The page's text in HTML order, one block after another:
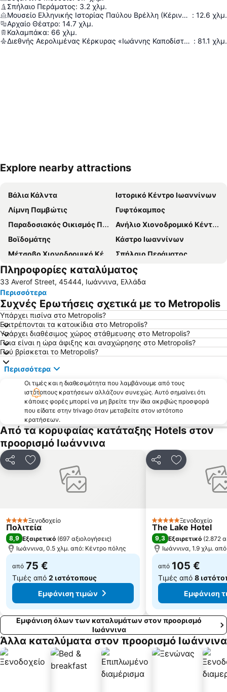
Σπήλαιο Περάματος: 3.2 χλμ.
Μουσείο Ελληνικής Ιστορίας Παύλου Βρέλλη (Κέρινων Ομοιωμάτων) : 12.6 χλμ.
Αρχαίο Θέατρο: 14.7 χλμ.
Καλαμπάκα: 66 χλμ.
Διεθνής Αερολιμένας Κέρκυρας «Ιωάννης Καποδίστριας» : 81.1 χλμ.
Ανάπτυξη χάρτη
Explore nearby attractions
Βάλια Κάλντα
Ιστορικό Κέντρο Ιωαννίνων
Λίμνη Παμβώτις
Γυφτόκαμπος
Παραδοσιακός Οικισμός Πάπιγκο
Ανήλιο Χιονοδρομικό Κέντρο
Βοϊδομάτης
Κάστρο Ιωαννίνων
Μέτσοβο Χιονοδρομικό Κέντρο
Σπήλαιο Περάματος
Τα Μονοπάτια των Τζουμέρκων
Παραδοσιακός Οικισμός Γηρομερίου
Διεθνές Αεροδρόμιο Ιωαννίνων
Εθνικό Στάδιο Ζωσιμάδες
Νησί - Ιστορικός και Παραδοσιακός Τόπος
Κατώγι Αβέρωφ
Ηπειρώτικα
Παραδοσιακός Οικισμός Καλαρρυτών
Το Φαράγγι του Βίκου
Γέφυρα Βοϊδομάτη
Σπήλαιο Ανεμότρυπα
Παραδοσιακός Οικισμός Αρίστης
Εθνικός Δρυμός Πίνδου
Προκυμαία Λίμνης
Τεχνητή Λίμνη Πηγών Αώου
Παραδοσιακός Οικισμός Μονοδενδρίου
Παραδοσιακός Οικισμός Σουλίου
Παραδοσιακός Οικισμός Τσεπελόβου
Φετιχιέ Τζαμί
Παραδοσιακός Οικισμός Συρράκο
Ποταμός Λούρος
Παραδοσιακός Οικισμός Βίτσας
Μονή Αγίου Ιωάννου Προδρόμου Κάτω Μερόπης Πωγωνίου
Mουσείο Προεπαναστατικής Περιόδου
CIOFF International Folk Festival Tradition Dance Friendship
Παραδοσιακός Οικισμός Δικόρφου
Παραδοσιακός Οικισμός Διλόφου
Παραδοσιακός Οικισμός Παραμυθιάς
Καταρράκτες Σούδα
Πληροφορίες καταλύματος
33 Averof Street, 45444, Ιωάννινα, Ελλάδα
Περισσότερα
Συχνές Ερωτήσεις σχετικά με το Metropolis
Υπάρχει πισίνα στο Metropolis?
Επιτρέπονται τα κατοικίδια στο Metropolis?
Υπάρχει διαθέσιμος χώρος στάθμευσης στο Metropolis?
Ποια είναι η ώρα άφιξης και αναχώρησης στο Metropolis?
Πού βρίσκεται το Metropolis?
Περισσότερα
Οι τιμές και η διαθεσιμότητα που λαμβάνουμε από τους
ιστότοπους κρατήσεων αλλάζουν συνεχώς. Αυτό σημαίνει ότι
κάποιες φορές μπορεί να μη βρείτε την ίδια ακριβώς προσφορά
που είδατε στην trivago όταν μεταβείτε στον ιστότοπο
κρατήσεων.
Από τα κορυφαίας κατάταξης Hotels στον
προορισμό Ιωάννινα
ΚοινοποίησηΠροσθήκη στα αγαπημένα
4 ΑστέριαΞενοδοχείο
Πολιτεία
8,9 Εξαιρετικό (697 αξιολογήσεις)
Ιωάννινα, 0.5 χλμ. από: Κέντρο πόλης
από 75 €
Τιμές από 2 ιστότοπους
Εμφάνιση τιμών
ΚοινοποίησηΠροσθήκη
5 ΑστέριαΞενοδοχείο
The Lake Hotel
9,3 Εξαιρετικό (2.872
Ιωάννινα, 1.9 χλμ.
από 105 €
Τιμές από 8
Εμφάνιση
Εμφάνιση όλων των καταλυμάτων στον προορισμό
Ιωάννινα
Άλλα καταλύματα στον προορισμό Ιωάννινα